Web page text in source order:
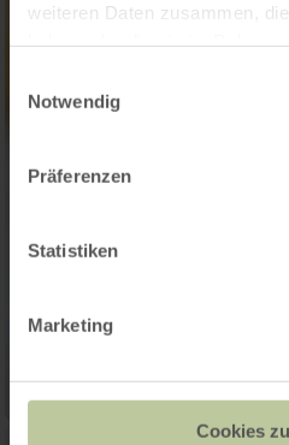
weiteren Daten zusammen,
Notwendig
Präferenzen
Statistiken
Marketing
Cookies